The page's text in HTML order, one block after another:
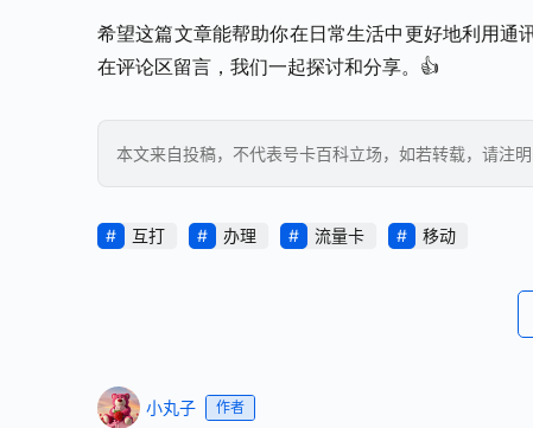
希望这篇文章能帮助你在日常生活中更好地利用通
在评论区留言，我们一起探讨和分享。👍
本文来自投稿，不代表号卡百科立场，如若转载，请
互打 办理 流量卡 移动
小丸子 作者